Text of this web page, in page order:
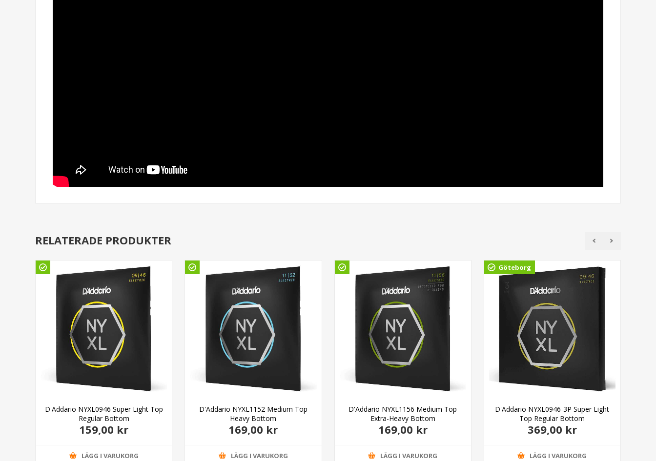
RELATERADE PRODUKTER
D'Addario NYXL0946 Super Light Top
Regular Bottom
159,00 kr
LÄGG I VARUKORG
D'Addario NYXL1152 Medium Top
Heavy Bottom
169,00 kr
LÄGG I VARUKORG
D'Addario NYXL1156 Medium Top
Extra-Heavy Bottom
169,00 kr
LÄGG I VARUKORG
Göteborg
D'Addario NYXL0946-3P Super Light
Top Regular Bottom
369,00 kr
LÄGG I VARUKORG